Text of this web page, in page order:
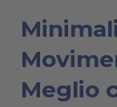
Meglio